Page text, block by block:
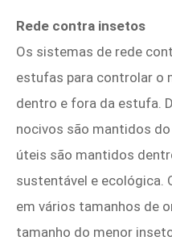
Rede contra insetos
Os sistemas de rede
estufas para controlar o
dentro e fora da estufa.
nocivos são mantidos
úteis são mantidos
sustentável e ecológica.
em vários tamanhos de
tamanho do menor